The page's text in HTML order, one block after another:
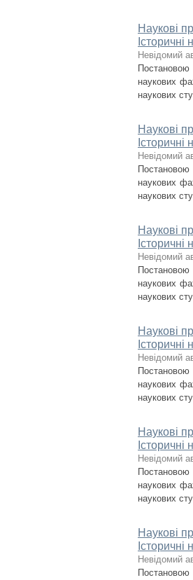
Наукові
Невідомий
Постановою
наукових
наукових
Наукові
Невідомий
Постановою
наукових
наукових
Наукові
Невідомий
Постановою
наукових
наукових
Наукові
Невідомий
Постановою
наукових
наукових
Наукові
Невідомий
Постановою
наукових
наукових
Наукові
Невідомий
Постановою